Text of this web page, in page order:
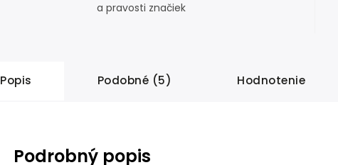
a pravosti značiek
Popis Podobné (5) Hodnotenie
Podrobný popis